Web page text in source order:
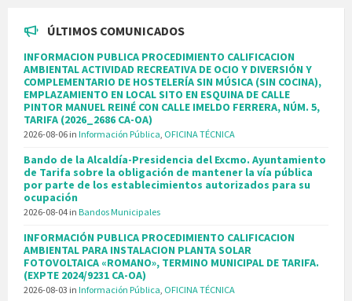
ÚLTIMOS COMUNICADOS
INFORMACION PUBLICA PROCEDIMIENTO CALIFICACION
AMBIENTAL ACTIVIDAD RECREATIVA DE OCIO Y DIVERSIÓN Y
COMPLEMENTARIO DE HOSTELERÍA SIN MÚSICA (SIN COCINA),
EMPLAZAMIENTO EN LOCAL SITO EN ESQUINA DE CALLE
PINTOR MANUEL REINÉ CON CALLE IMELDO FERRERA, NÚM. 5,
TARIFA (2026_2686 CA-OA)
2026-08-06 in Información Pública, OFICINA TÉCNICA
Bando de la Alcaldía-Presidencia del Excmo. Ayuntamiento
de Tarifa sobre la obligación de mantener la vía pública
por parte de los establecimientos autorizados para su
ocupación
2026-08-04 in Bandos Municipales
INFORMACIÓN PUBLICA PROCEDIMIENTO CALIFICACION
AMBIENTAL PARA INSTALACION PLANTA SOLAR
FOTOVOLTAICA «ROMANO», TERMINO MUNICIPAL DE TARIFA.
(EXPTE 2024/9231 CA-OA)
2026-08-03 in Información Pública, OFICINA TÉCNICA